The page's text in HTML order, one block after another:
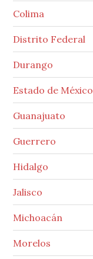
Colima
Distrito Federal
Durango
Estado de México
Guanajuato
Guerrero
Hidalgo
Jalisco
Michoacán
Morelos